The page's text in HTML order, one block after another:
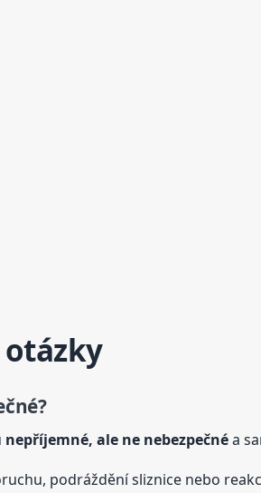
otázky
nepříjemné, ale ne nebezpečnéa
podráždění sliznice nebo